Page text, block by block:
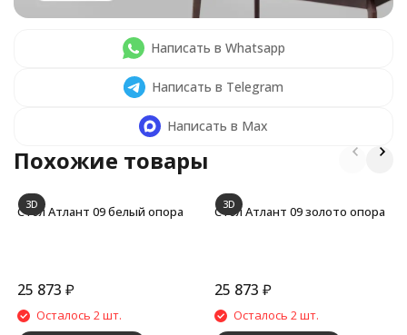
Написать в Whatsapp
Написать в Telegram
Написать в Max
Похожие товары
3D
Стол Атлант 09 белый опора
25 873 ₽
Осталось 2 шт.
3D
Стол Атлант 09 золото опора
25 873 ₽
Осталось 2 шт.